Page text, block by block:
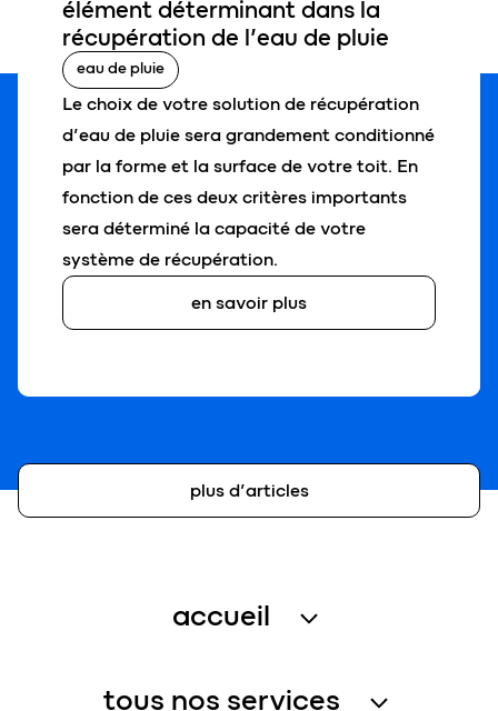
élément déterminant dans la
récupération de l’eau de pluie
eau de pluie
Le choix de votre solution de récupération
d’eau de pluie sera grandement conditionné
par la forme et la surface de votre toit. En
fonction de ces deux critères importants
sera déterminé la capacité de votre
système de récupération.
en savoir plus
plus d’articles
accueil
tous nos services